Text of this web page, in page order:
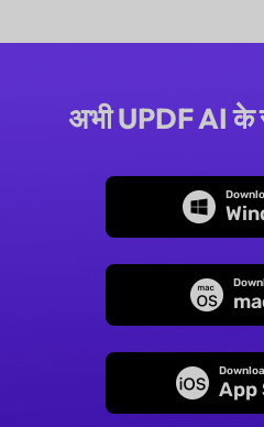
अभी UPDF AI
App